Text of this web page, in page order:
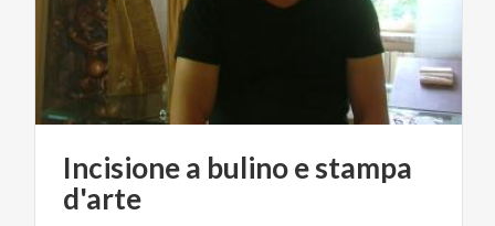
Incisionea bulinoestampa
d'arte